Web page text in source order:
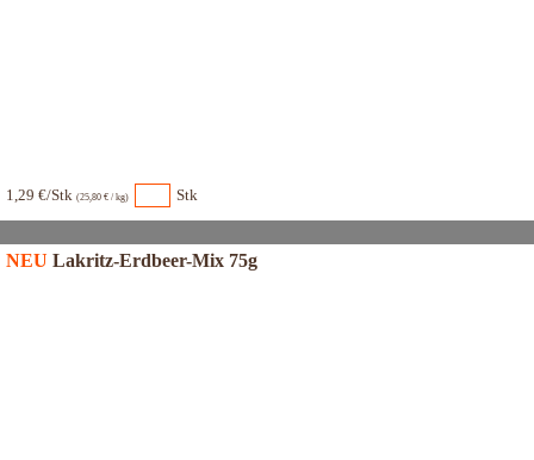
1,29 €/Stk (25,80 € / kg) Stk
NEU Lakritz-Erdbeer-Mix 75g